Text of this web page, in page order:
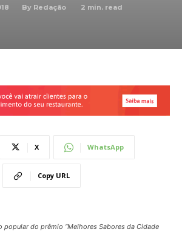
By Redação 2 min. read
X WhatsApp
Copy URL
popular do prêmio “Melhores Sabores da Cidade